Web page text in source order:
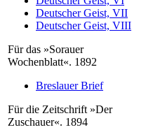
Deutscher Geist, VII
Deutscher Geist, VIII
Für das »Sorauer
Wochenblatt«. 1892
Breslauer Brief
Für die Zeitschrift »Der
Zuschauer«. 1894